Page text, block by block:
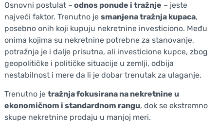
Osnovni postulat – odnos ponude i tražnje – jeste
najveći faktor. Trenutno je smanjena tražnja kupaca,
posebno onih koji kupuju nekretnine investiciono. Među
onima kojima su nekretnine potrebne za stanovanje,
potražnja je i dalje prisutna, ali investicione kupce, zbog
geopolitičke i političke situacije u zemlji, odbija
nestabilnost i mere da li je dobar trenutak za ulaganje.
Trenutno je tražnja fokusirana na nekretnine u
ekonomičnom i standardnom rangu, dok se ekstremno
skupe nekretnine prodaju u manjoj meri.